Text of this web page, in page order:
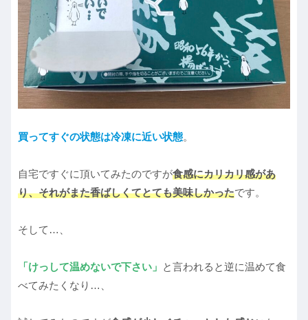
買ってすぐの状態は冷凍に近い状態。
自宅ですぐに頂いてみたのですが食感にカリカリ感があ
り、それがまた香ばしくてとても美味しかったです。
そして…、
「けっして温めないで下さい」 と言われると逆に温めて食
べてみたくなり…、